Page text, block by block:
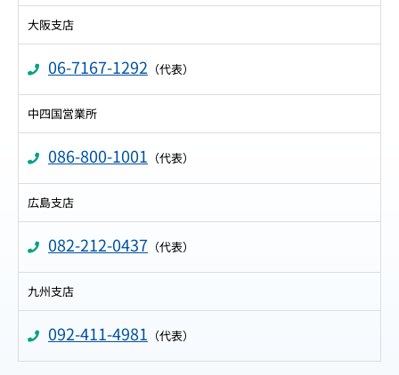
大阪支店
06-7167-1292 （代表）
中四国営業所
086-800-1001 （代表）
広島支店
082-212-0437 （代表）
九州支店
092-411-4981 （代表）